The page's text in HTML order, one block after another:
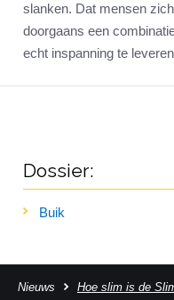
slanken. Dat mensen
doorgaans een
echt inspanning te
Dossier:
Buik
Nieuws Hoe slim is de